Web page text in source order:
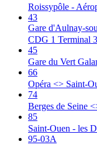
Roissypôle -
43
Gare d'Aulnay-
CDG 1 Terminal
45
Gare du Vert
66
Opéra <> Saint-
74
Berges de Seine
85
Saint-Ouen - les
95-03A